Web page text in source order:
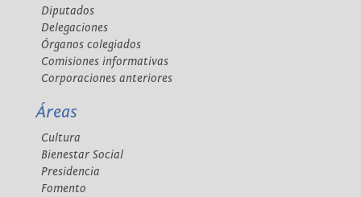
Diputados
Delegaciones
Órganos colegiados
Comisiones informativas
Corporaciones anteriores
Áreas
Cultura
Bienestar Social
Presidencia
Fomento